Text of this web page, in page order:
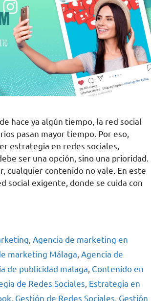
hace ya algún tiempo, la red social
pasan mayor tiempo. Por eso,
estrategia en redes sociales,
ser una opción, sino una prioridad.
cualquier contenido no vale. En este
social exigente, donde se cuida con
Agencia de marketing en
marketing Málaga Agencia de
de publicidad malaga Contenido en
de Redes Sociales Estrategia en
Gestión de Redes Sociales Gestión